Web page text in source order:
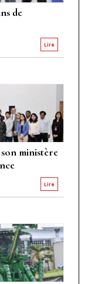
de
Lire
ministère
Lire